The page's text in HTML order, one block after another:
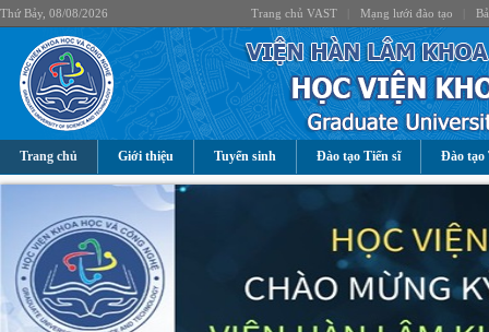
Thứ Bảy, 08/08/2026 Trang chủ VAST Mạng lưới đào tạo
Trang chủ Giới thiệu Tuyển sinh Đào tạo Tiến sĩ Đào tạo